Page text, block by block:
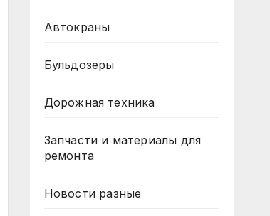
Автокраны
Бульдозеры
Дорожная техника
Запчасти и материалы для
ремонта
Новости разные